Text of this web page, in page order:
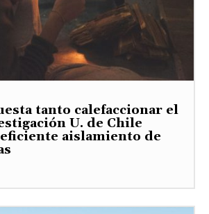
tanto calefaccionar el
U. de Chile
aislamiento de